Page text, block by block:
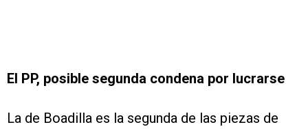
El PP, posible segunda condena por lucrarse
La de Boadilla es la segunda de las piezas de